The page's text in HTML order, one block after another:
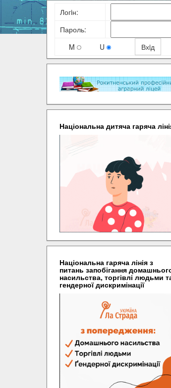
Логiн:
Пароль:
M
U
Національна дитяча гаряча
Національна гаряча лінія з
питань запобігання
насильства, торгівлі людьми
гендерної дискримінації